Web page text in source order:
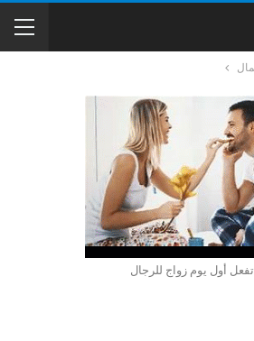
تفعل أول يوم زواج للرجال